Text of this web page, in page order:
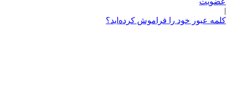
|
کلمه عبور خود را فراموش کرده‌اید؟